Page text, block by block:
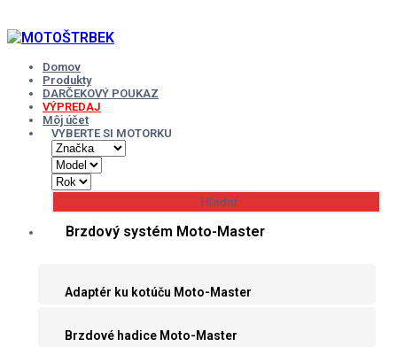
to
content
Domov
Produkty
DARČEKOVÝ POUKAZ
VÝPREDAJ
Môj účet
VYBERTE SI MOTORKU
Brzdový systém Moto-Master
Adaptér ku kotúču Moto-Master
Brzdové hadice Moto-Master